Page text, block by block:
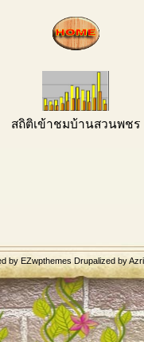
สถิติเข้าชมบ้านสวนพชร
byEZwpthemesDrupalized by